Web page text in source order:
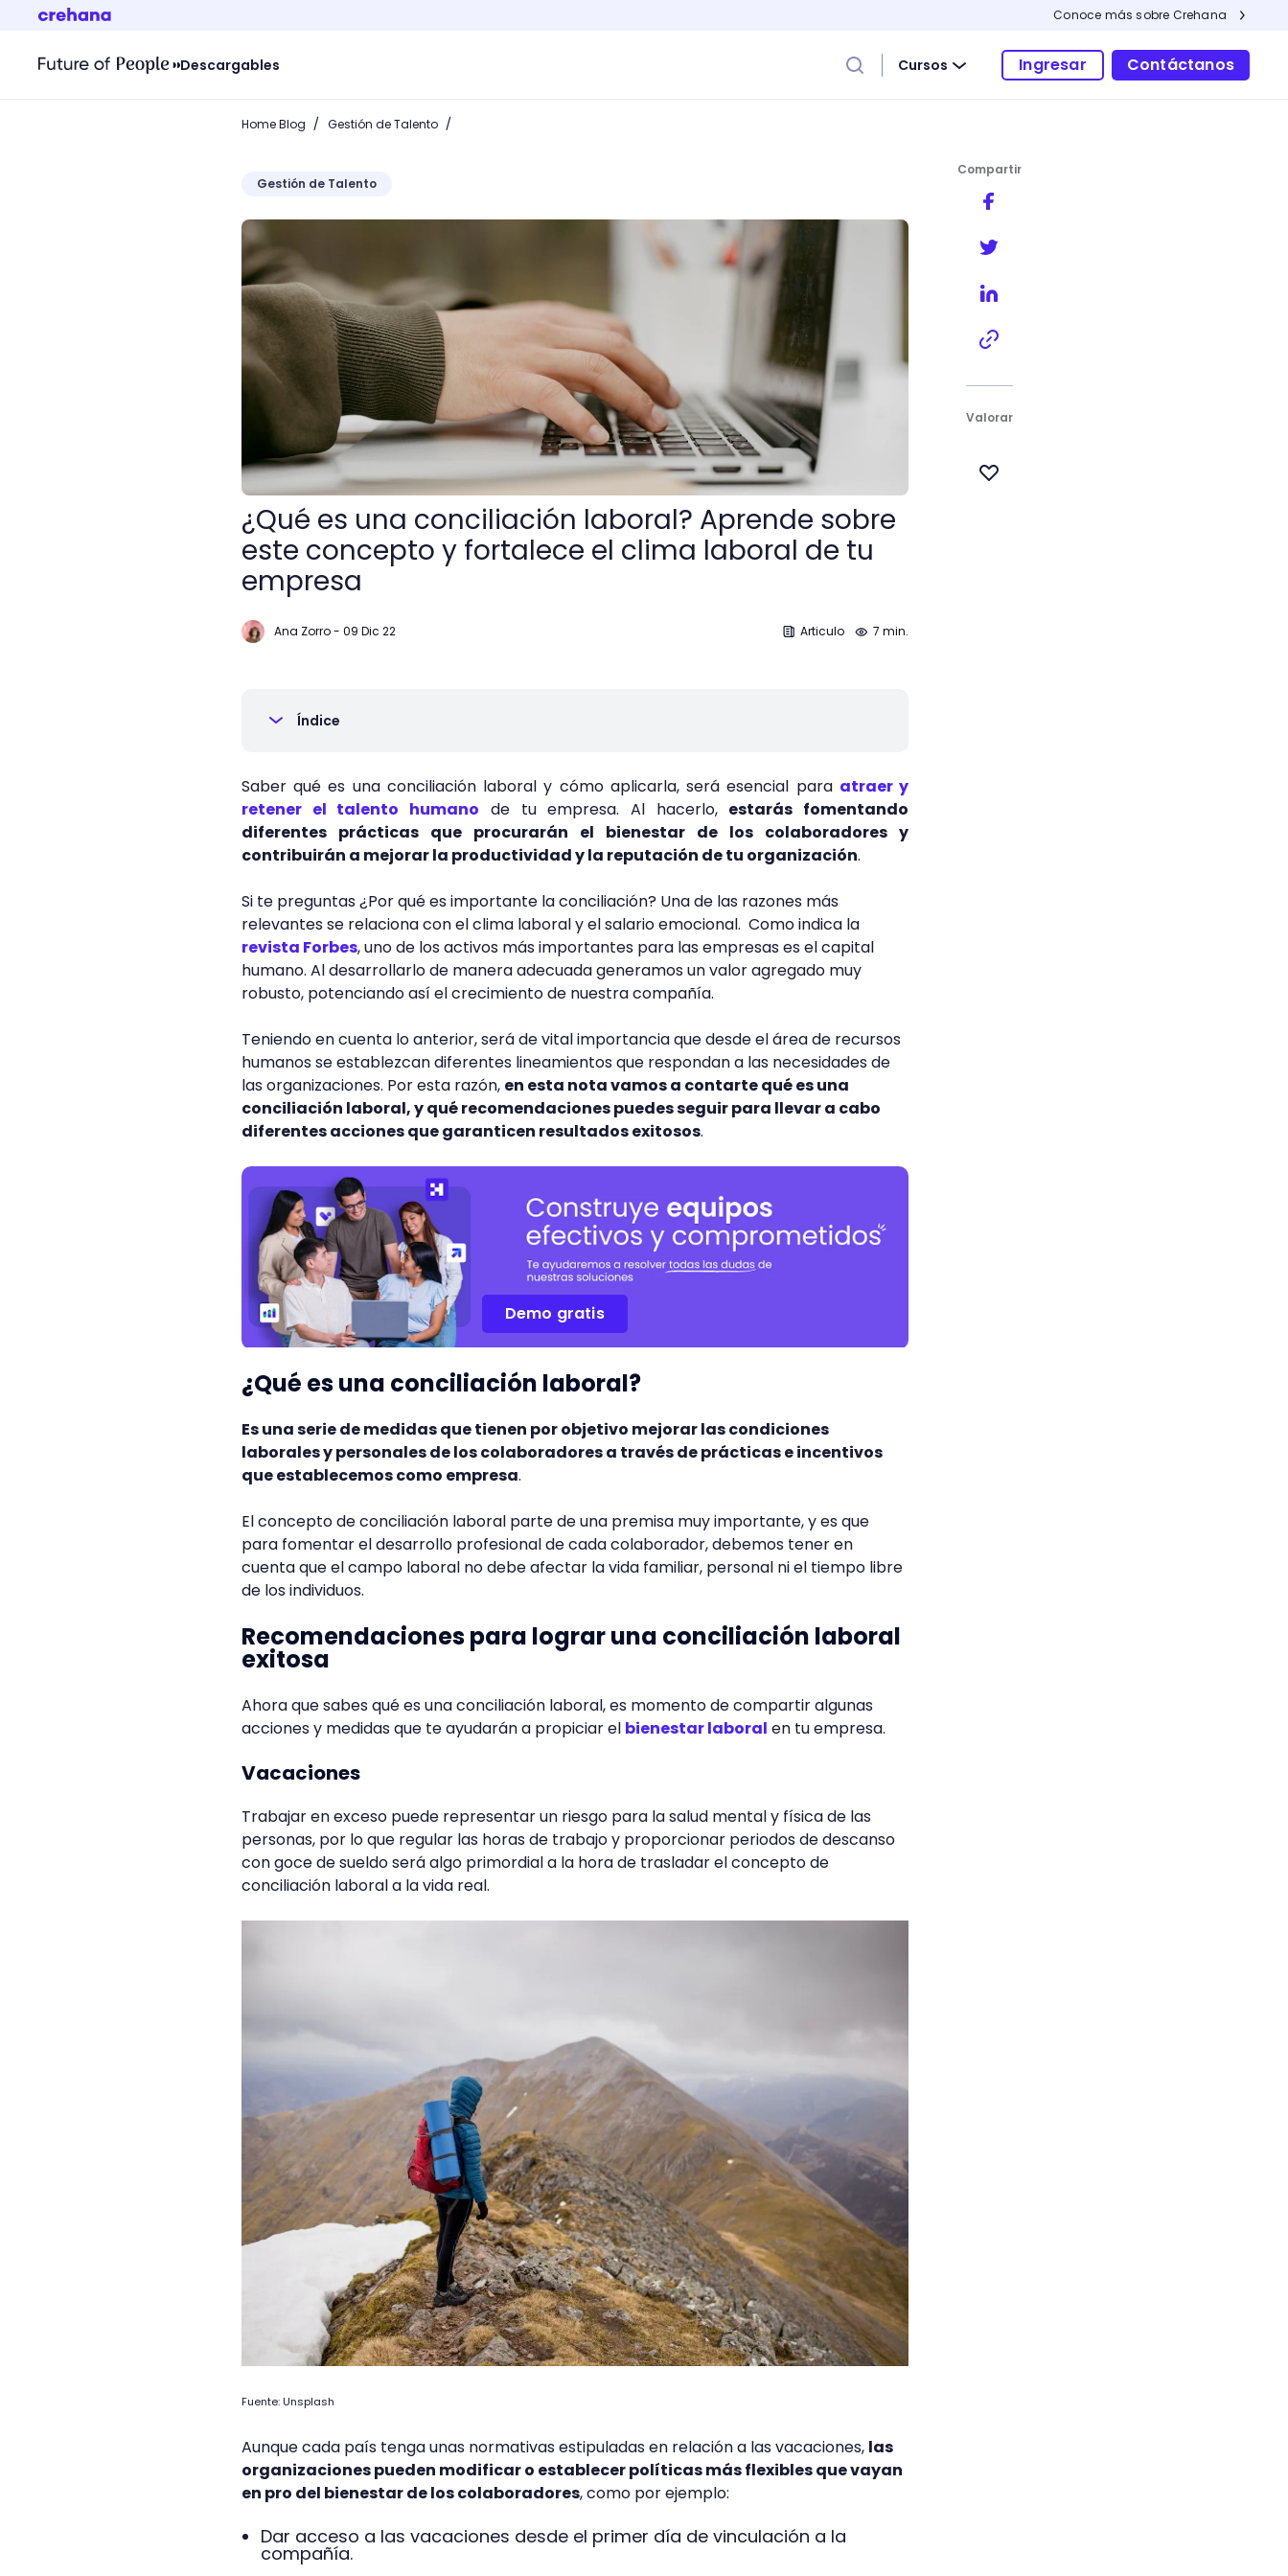
Conoce más sobre Crehana
Descargables Cursos Ingresar Contáctanos
Home Blog / Gestión de Talento /
Gestión de Talento
¿Qué es una conciliación laboral? Aprende sobre este concepto y fortalece el clima laboral de tu empresa
¿Qué es una conciliación laboral? Aprende sobre
este concepto y fortalece el clima laboral de tu
empresa
Ana Zorro- 09 Dic 22 Articulo 7 min.
Índice
Saber qué es una conciliación laboral y cómo aplicarla, será esencial para atraer y
retener el talento humano de tu empresa. Al hacerlo, estarás fomentando
diferentes prácticas que procurarán el bienestar de los colaboradores y
contribuirán a mejorar la productividad y la reputación de tu organización.
Si te preguntas ¿Por qué es importante la conciliación? Una de las razones más
relevantes se relaciona con el clima laboral y el salario emocional. Como indica la
revista Forbes, uno de los activos más importantes para las empresas es el capital
humano. Al desarrollarlo de manera adecuada generamos un valor agregado muy
robusto, potenciando así el crecimiento de nuestra compañía.
Teniendo en cuenta lo anterior, será de vital importancia que desde el área de recursos
humanos se establezcan diferentes lineamientos que respondan a las necesidades de
las organizaciones. Por esta razón, en esta nota vamos a contarte qué es una
conciliación laboral, y qué recomendaciones puedes seguir para llevar a cabo
diferentes acciones que garanticen resultados exitosos.
Demo gratis
¿Qué es una conciliación laboral?
Es una serie de medidas que tienen por objetivo mejorar las condiciones
laborales y personales de los colaboradores a través de prácticas e incentivos
que establecemos como empresa.
El concepto de conciliación laboral parte de una premisa muy importante, y es que
para fomentar el desarrollo profesional de cada colaborador, debemos tener en
cuenta que el campo laboral no debe afectar la vida familiar, personal ni el tiempo libre
de los individuos.
Recomendaciones para lograr una conciliación laboral
exitosa
Ahora que sabes qué es una conciliación laboral, es momento de compartir algunas
acciones y medidas que te ayudarán a propiciar el bienestar laboral en tu empresa.
Vacaciones
Trabajar en exceso puede representar un riesgo para la salud mental y física de las
personas, por lo que regular las horas de trabajo y proporcionar periodos de descanso
con goce de sueldo será algo primordial a la hora de trasladar el concepto de
conciliación laboral a la vida real.
Fuente: Unsplash
Aunque cada país tenga unas normativas estipuladas en relación a las vacaciones, las
organizaciones pueden modificar o establecer políticas más flexibles que vayan
en pro del bienestar de los colaboradores, como por ejemplo:
Dar acceso a las vacaciones desde el primer día de vinculación a la
compañía.
Compartir
Valorar